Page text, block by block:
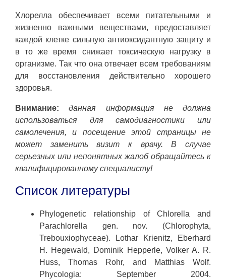
Хлорелла обеспечивает всеми питательными и
жизненно важными веществами, предоставляет
каждой клетке сильную антиоксидантную защиту и
в то же время снижает токсическую нагрузку в
организме. Так что она отвечает всем требованиям
для восстановления действительно хорошего
здоровья.
Внимание:
данная информация не должна
использоваться для самодиагностики или
самолечения, и посещение этой страницы не
может заменить визит к врачу. В случае
серьезных или непонятных жалоб обращайтесь к
квалифицированному специалисту!
Список литературы
Phylogenetic relationship of Chlorella and
Parachlorella gen. nov. (Chlorophyta,
Trebouxiophyceae). Lothar Krienitz, Eberhard
H. Hegewald, Dominik Hepperle, Volker A. R.
Huss, Thomas Rohr, and Matthias Wolf.
Phycologia: September 2004.